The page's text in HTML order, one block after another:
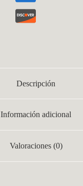
Descripción
Información adicional
Valoraciones (0)